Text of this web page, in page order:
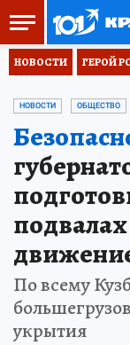
НОВОСТИ ГЕРОЙ
НОВОСТИ ОБЩЕСТВО
По всему
укрытия